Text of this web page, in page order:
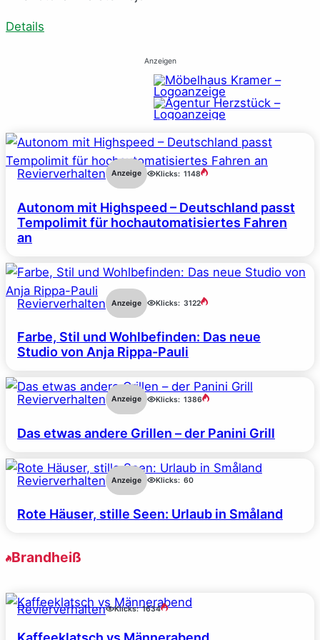
Details
Anzeigen
Revierverhalten Anzeige Klicks: 1148
Autonom mit Highspeed – Deutschland passt
Tempolimit für hochautomatisiertes Fahren
an
Revierverhalten Anzeige Klicks: 3122
Farbe, Stil und Wohlbefinden: Das neue
Studio von Anja Rippa-Pauli
Revierverhalten Anzeige Klicks: 1386
Das etwas andere Grillen – der Panini Grill
Revierverhalten Anzeige Klicks: 60
Rote Häuser, stille Seen: Urlaub in Småland
Brandheiß
Revierverhalten Klicks: 1634